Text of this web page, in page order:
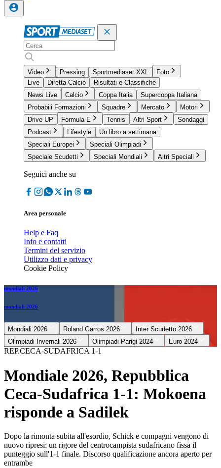
Video Pressing Sportmediaset XXL
Foto
Live
Diretta Calcio
Risultati e Classifiche
News Live
Calcio Coppa Italia
Supercoppa Italiana
Probabili Formazioni
Squadre Mercato
Motori
Drive UP
Formula E Tennis Altri Sport
Sondaggi
Podcast
Lifestyle
Un libro a settimana
Speciali Europei
Speciali Olimpiadi
Speciale Scudetti
Speciali Mondiali Altri Speciali
Seguici anche su
Area personale
Help e Faq
Info e contatti
Termini del servizio
Utilizzo dati e privacy
Cookie Policy
mondiali 2026
mondiali 2026
Mondiali 2026 Roland Garros 2026
Inter Scudetto 2026
Olimpiadi Invernali 2026
Olimpiadi Parigi 2024 Euro 2024
REP.CECA-SUDAFRICA 1-1
Mondiale 2026, Repubblica
Ceca-Sudafrica 1-1: Mokoena
risponde a Sadilek
Dopo la rimonta subita all'esordio, Schick e compagni vengono di
nuovo ripresi: un rigore del centrocampista sudafricano fissa il
punteggio sull'1-1 finale. Discorso qualificazione ancora aperto per
entrambe